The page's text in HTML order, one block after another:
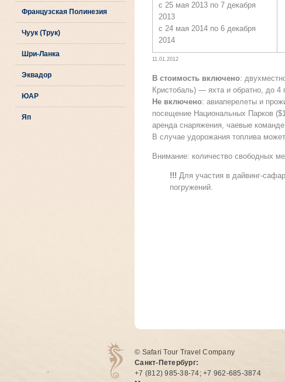
Французская Полинезия
Чуук (Трук)
Шри-Ланка
Эквадор
ЮАР
Яп
с 25 мая 2013 по 7 декабря
2013
с 24 мая 2014 по 6 декабря
2014
11.01.2012
В стоимость включено:
Кристобаль) — яхта и обратно, до 4
Не включено: авиаперелеты и
посещение Национальных Парков
аренда снаряжения, чаевые
В случае удорожания топлива
Внимание: количество свободных
!!! Для участия в дайвинг-
погружений.
© Safari Tour Travel Company
Санкт-Петербург:
+7 (812) 985-38-74; +7 962-685-3874